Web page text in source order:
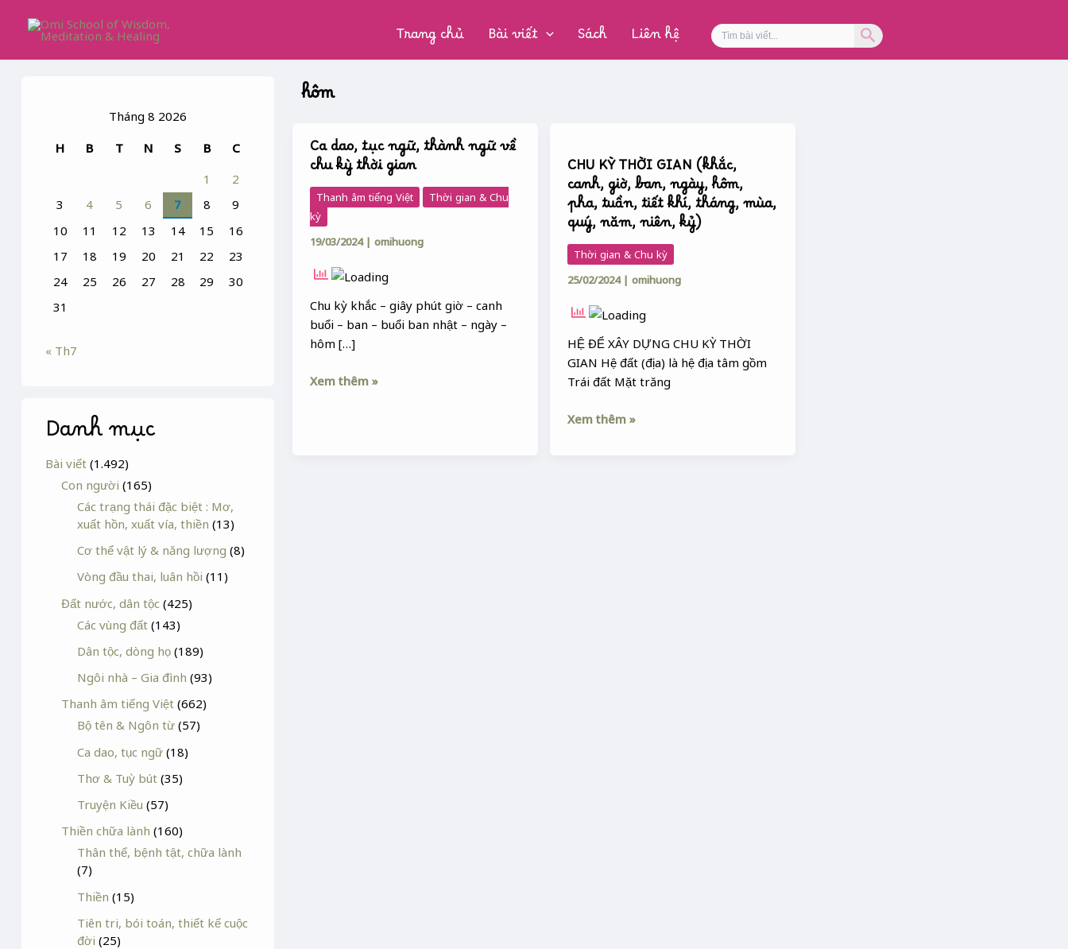
Trang chủ Bài viết Sách Liên hệ Search
for:
Search Button
Tháng 8 2026
H
B T N S B
C
1
2
3
4 5 6 7 8
9
10
11 12 13 14 15
16
17
18 19 20 21 22
23
24
25 26 27 28 29
30
31
« Th7
Danh mục
Bài viết (1.492)
Con người (165)
Các trạng thái đặc biệt : Mơ,
xuất hồn, xuất vía, thiền (13)
Cơ thể vật lý & năng lượng (8)
Vòng đầu thai, luân hồi (11)
Đất nước, dân tộc (425)
Các vùng đất (143)
Dân tộc, dòng họ (189)
Ngôi nhà – Gia đình (93)
Thanh âm tiếng Việt (662)
Bộ tên & Ngôn từ (57)
Ca dao, tục ngữ (18)
Thơ & Tuỳ bút (35)
Truyện Kiều (57)
Thiền chữa lành (160)
Thân thể, bệnh tật, chữa lành
(7)
Thiền (15)
Tiên tri, bói toán, thiết kế cuộc
đời (25)
hôm
Ca dao, tục ngữ, thành ngữ về
chu kỳ thời gian
Thanh âm tiếng Việt
Thời gian & Chu
kỳ
19/03/2024 |omihuong
Chu kỳ khắc – giây phút giờ – canh
buổi – ban – buổi ban nhật – ngày –
hôm […]
Ca
dao,
tục
ngữ,
thành
ngữ
chu
kỳ
thời
gian
Xem thêm »
CHU KỲ THỜI GIAN (khắc,
canh, giờ, ban, ngày, hôm,
pha, tuần, tiết khí, tháng, mùa,
quý, năm, niên, kỷ)
Thời gian & Chu kỳ
25/02/2024 |omihuong
HỆ ĐỂ XÂY DỰNG CHU KỲ THỜI
GIAN Hệ đất (địa) là hệ địa tâm gồm
Trái đất Mặt trăng
THỜI
GIAN
(khắc,
canh,
giờ,
ban,
ngày,
hôm,
pha,
tuần,
tiết
khí,
mùa,
Xem thêm »